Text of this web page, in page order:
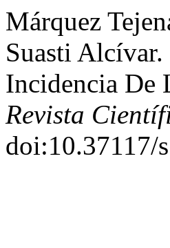
Márquez
Suasti
Incidencia De
Revista
doi:10.37117/